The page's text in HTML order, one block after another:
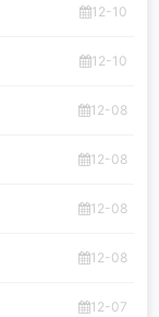
12-10
12-10
12-08
12-08
12-08
12-08
12-07